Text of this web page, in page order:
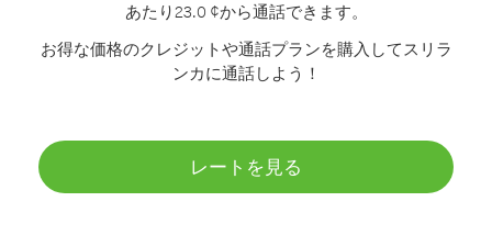
あたり23.0 ¢から通話できます。
お得な価格のクレジットや通話プランを購入してスリラ
ンカに通話しよう！
レートを見る